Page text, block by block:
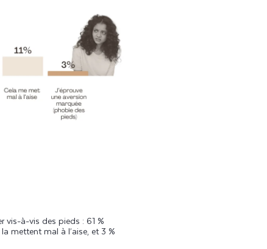
vis-à-vis des pieds : 61 %
mettent mal à l’aise, et 3 %